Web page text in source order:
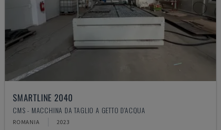
SMARTLINE 2040
CMS - MACCHINA DA TAGLIO A GETTO D'ACQUA
ROMANIA 2023